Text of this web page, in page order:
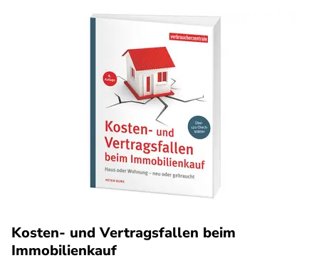
Kosten- und Vertragsfallen beim
Immobilienkauf